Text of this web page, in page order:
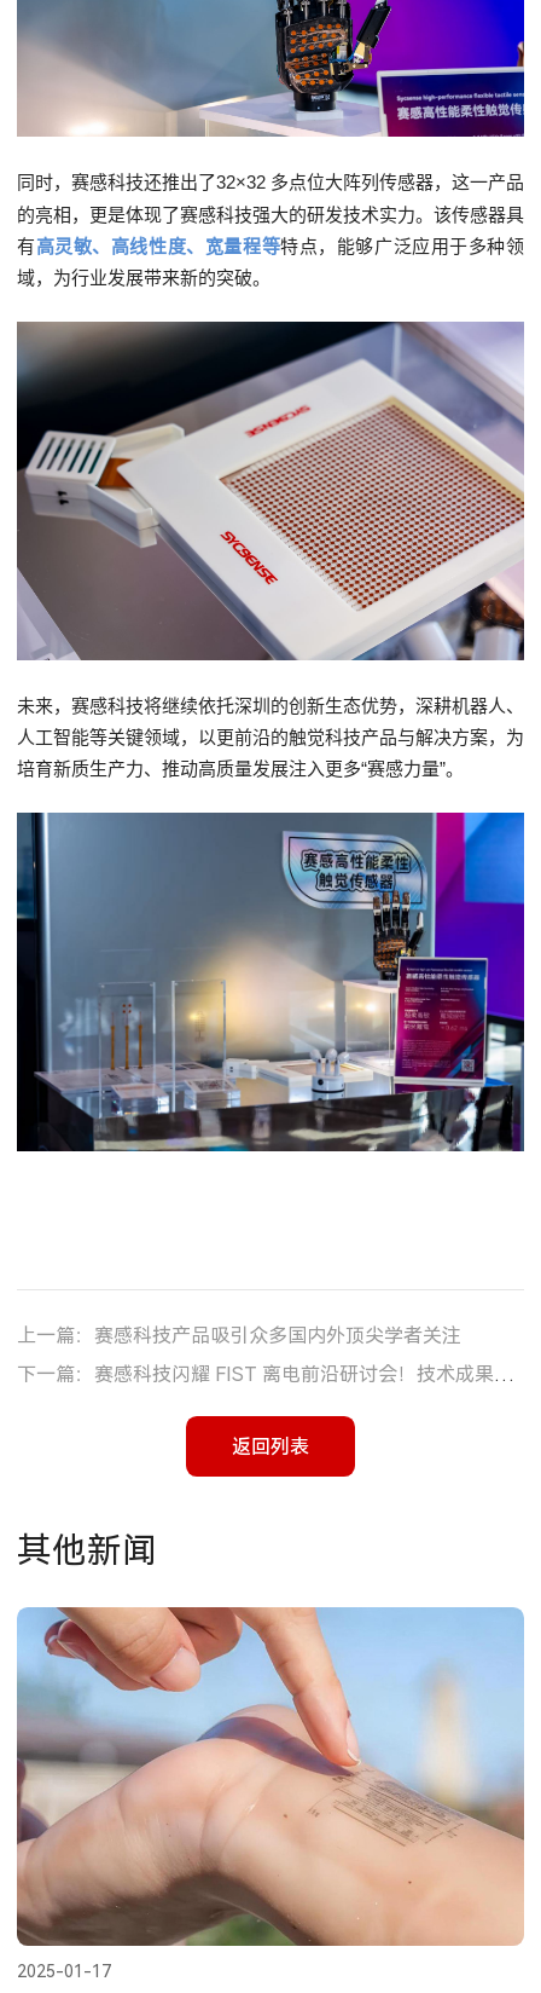
同时，赛感科技还推出了32×32 多点位大阵列传感器，这一产品
的亮相，更是体现了赛感科技强大的研发技术实力。该传感器具
有高灵敏、高线性度、宽量程等特点，能够广泛应用于多种领
域，为行业发展带来新的突破。
未来，赛感科技将继续依托深圳的创新生态优势，深耕机器人、
人工智能等关键领域，以更前沿的触觉科技产品与解决方案，为
培育新质生产力、推动高质量发展注入更多“赛感力量”。
上一篇：赛感科技产品吸引众多国内外顶尖学者关注
下一篇：赛感科技闪耀 FIST 离电前沿研讨会！技术成果获领域顶尖专家认可
返回列表
其他新闻
2025-01-17